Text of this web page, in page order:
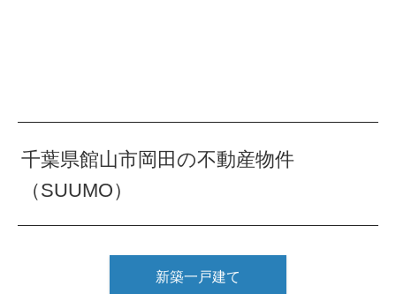
千葉県館山市岡田の不動産物件
（SUUMO）
新築一戸建て